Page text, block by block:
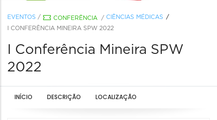
EVENTOS / CONFERÊNCIA / CIÊNCIAS MÉDICAS
I CONFERÊNCIA MINEIRA SPW 2022
I Conferência Mineira SPW
2022
INÍCIO DESCRIÇÃO LOCALIZAÇÃO